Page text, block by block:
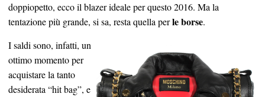
doppiopetto, ecco il blazer ideale per questo 2016. Ma la
tentazione più grande, si sa, resta quella perle borse.
I saldi sono, infatti, un
ottimo momento per
acquistare la tanto
desiderata “hit bag”, e